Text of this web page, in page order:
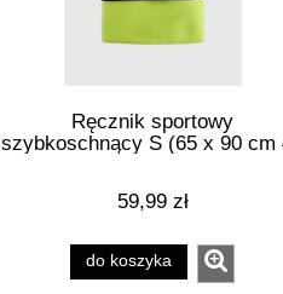
Ręcznik sportowy
szybkoschnący S (65 x 90 cm
59,99 zł
do koszyka